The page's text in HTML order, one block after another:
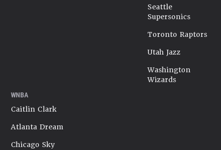
Seattle
Supersonics
Toronto Raptors
Utah Jazz
Washington
Wizards
WNBA
Caitlin Clark
Atlanta Dream
Chicago Sky